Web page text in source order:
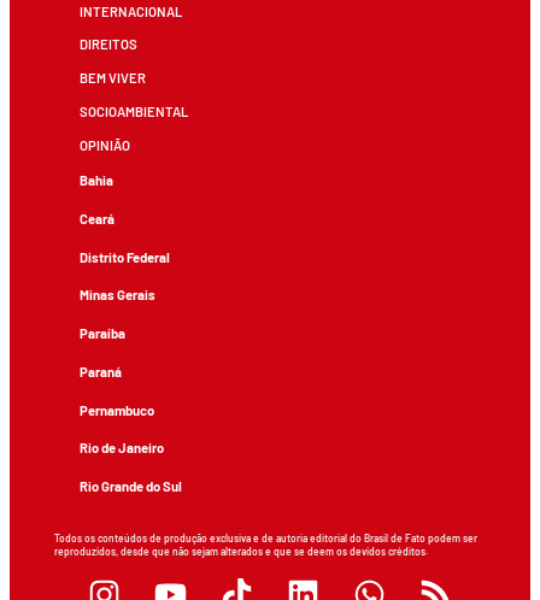
INTERNACIONAL
DIREITOS
BEM VIVER
SOCIOAMBIENTAL
OPINIÃO
Bahia
Ceará
Distrito Federal
Minas Gerais
Paraíba
Paraná
Pernambuco
Rio de Janeiro
Rio Grande do Sul
Todos os conteúdos de produção exclusiva e de autoria editorial do Brasil de Fato podem ser
reproduzidos, desde que não sejam alterados e que se deem os devidos créditos.